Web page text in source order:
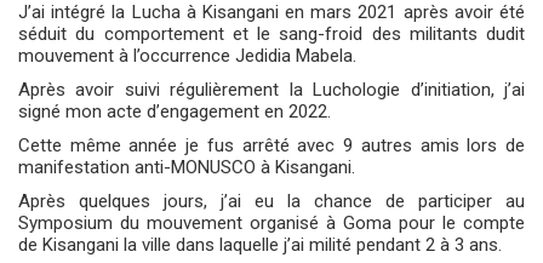
J’ai intégré la Lucha à Kisangani en mars 2021 après avoir été
séduit du comportement et le sang-froid des militants dudit
mouvement à l’occurrence Jedidia Mabela.
Après avoir suivi régulièrement la Luchologie d’initiation, j’ai
signé mon acte d’engagement en 2022.
Cette même année je fus arrêté avec 9 autres amis lors de
manifestation anti-MONUSCO à Kisangani.
Après quelques jours, j’ai eu la chance de participer au
Symposium du mouvement organisé à Goma pour le compte
de Kisangani la ville dans laquelle j’ai milité pendant 2 à 3 ans.